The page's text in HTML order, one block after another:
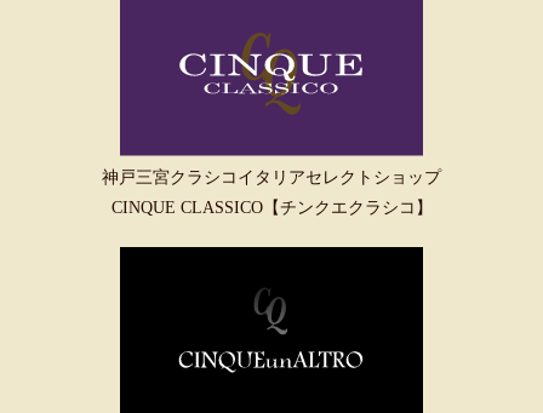
神戸三宮クラシコイタリアセレクトショップ
CINQUE CLASSICO【チンクエクラシコ】